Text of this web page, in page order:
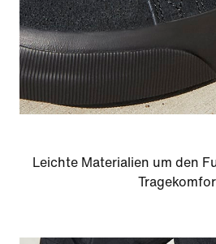
Leichte Materialien um den